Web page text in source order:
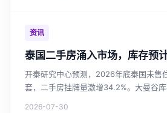
资讯
泰国二手房涌入市场，库存预
开泰研究中心预测，2026年底泰国未售
套，二手房挂牌量激增34.2%。大曼谷
2026-07-30